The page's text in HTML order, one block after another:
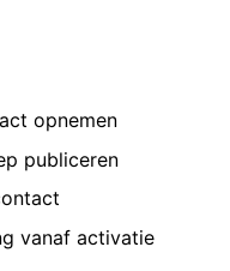
opnemen
publiceren
vanaf activatie